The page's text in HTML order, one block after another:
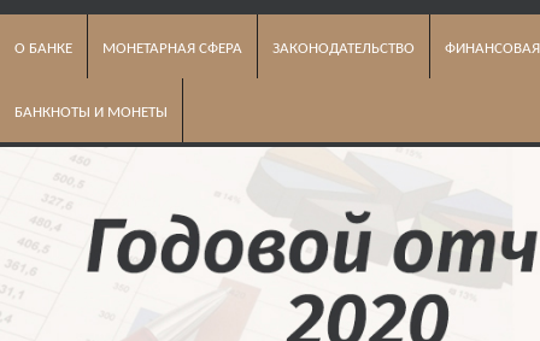
О БАНКЕ МОНЕТАРНАЯ СФЕРА ЗАКОНОДАТЕЛЬСТВО
БАНКНОТЫ И МОНЕТЫ